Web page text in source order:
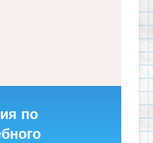
по